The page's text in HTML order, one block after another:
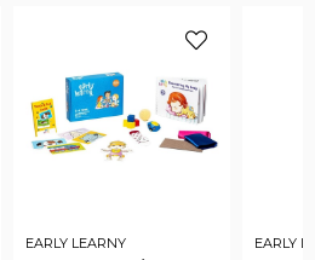
EARLY LEARNY EARLY